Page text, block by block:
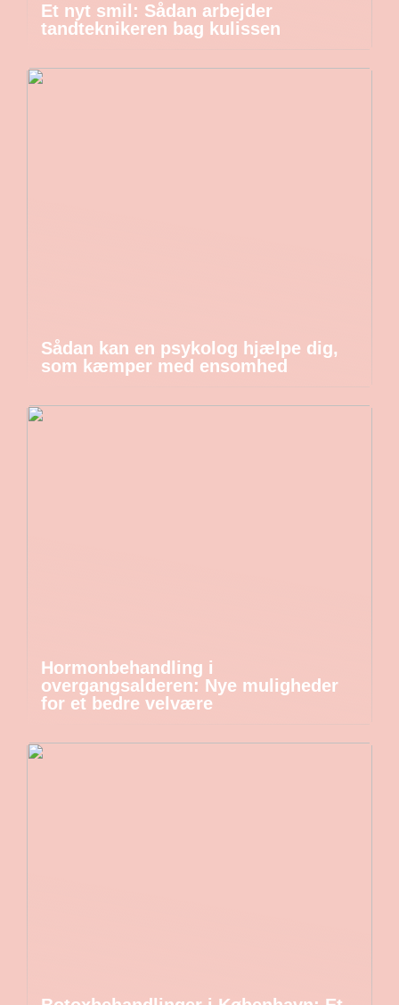
Et nyt smil: Sådan arbejder
tandteknikeren bag kulissen
Sådan kan en psykolog hjælpe dig,
som kæmper med ensomhed
Hormonbehandling i
overgangsalderen: Nye muligheder
for et bedre velvære